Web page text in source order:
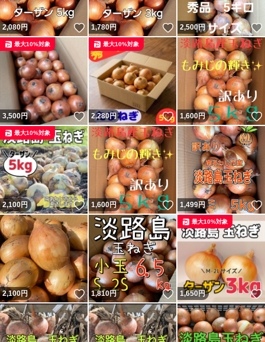
2,080円 いいね！
1,780円 いいね！
2,500円
3,500円 いいね！
最大10%対象
2,280円 いいね！
最大10%対象
1,600円
2,100円 いいね！
最大10%対象
1,600円 いいね！
1,499円
2,100円 いいね！
1,810円 いいね！
1,650円
最大10%対象